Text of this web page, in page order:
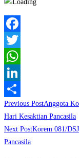
Facebook
Twitter
WhatsApp
LinkedIn
Share
Read
more
articles
Previous PostAnggota
Hari Kesaktian Pancasila
Next PostKorem 081/
Pancasila